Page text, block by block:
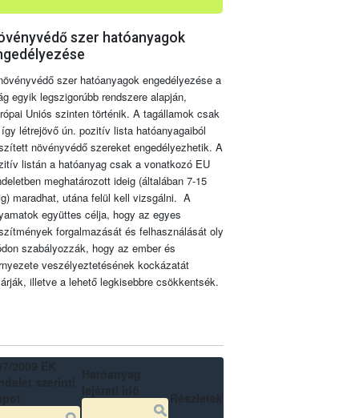
szer hatóanyagok
szer hatóanyagok engedélyezése a
egyik legszigorúbb rendszere alapján,
Uniós szinten történik. A tagállamok csak
létrejövő ún. pozitív lista hatóanyagaiból
növényvédő szereket engedélyezhetik. A
listán a hatóanyag csak a vonatkozó EU
meghatározott ideig (általában 7-15
maradhat, utána felül kell vizsgálni. A
együttes célja, hogy az egyes
forgalmazását és felhasználását oly
szabályozzák, hogy az ember és
veszélyeztetésének kockázatát
illetve a lehető legkisebbre csökkentsék.